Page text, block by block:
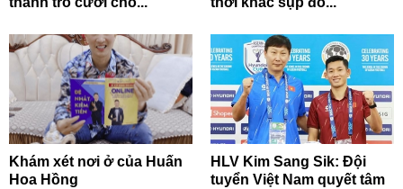
Khám xét nơi ở của Huấn
Hoa Hồng
HLV Kim Sang Sik: Đội
tuyển Việt Nam quyết tâm